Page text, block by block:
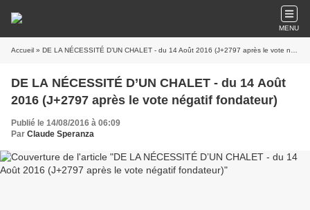
MENU
Accueil » DE LA NÉCESSITÉ D’UN CHALET - du 14 Août 2016 (J+2797 après le vote négatif fondateur)
DE LA NÉCESSITÉ D’UN CHALET - du 14 Août
2016 (J+2797 après le vote négatif fondateur)
Publié le 14/08/2016 à 06:09
Par Claude Speranza